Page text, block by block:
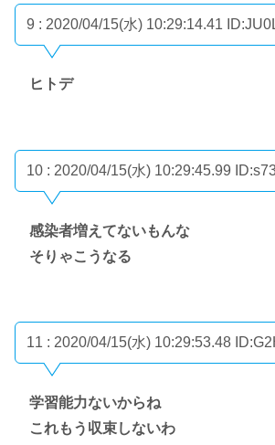
9 : 2020/04/15(水) 10:29:14.41
ヒトデ
10 : 2020/04/15(水) 10:29:45.99
感染者増えてないもんな
そりゃこうなる
11 : 2020/04/15(水) 10:29:53.48
学習能力ないからね
これもう収束しないわ